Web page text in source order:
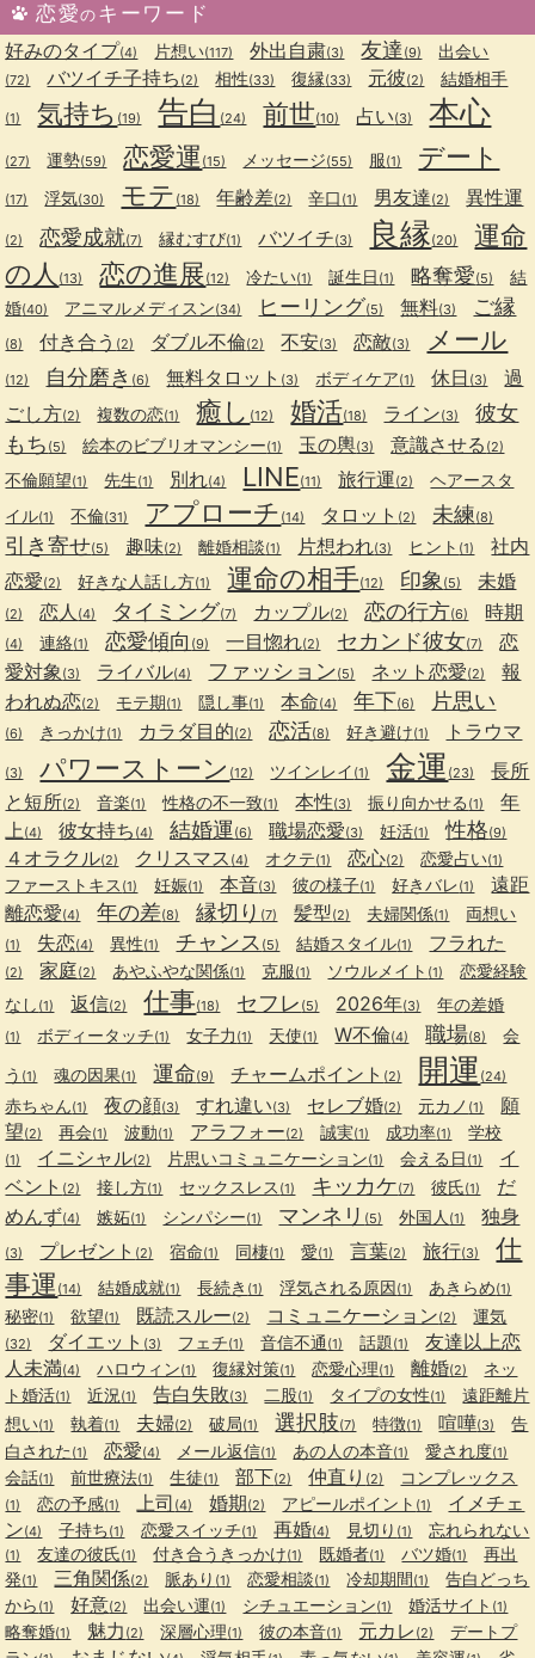
恋愛のキーワード
好みのタイプ(4) 片想い(117) 外出自粛(3) 友達 (9) 出会い
(72) バツイチ子持ち (2) 相性(33) 復縁(33) 元彼(2) 結婚相手
(1) 気持ち (19) 告白 (24) 前世(10) 占い(3) 本心
(27) 運勢(59) 恋愛運 (15) メッセージ(55) 服(1) デート
(17) 浮気(30) モテ (18) 年齢差(2) 辛口 (1) 男友達(2) 異性運
(2) 恋愛成就(7) 縁むすび(1) バツイチ(3) 良縁(20)
運命
の人 (13) 恋の進展(12) 冷たい(1) 誕生日 (1) 略奪愛(5)
結
婚(40) アニマルメディスン(34) ヒーリング(5) 無料(3) ご縁
(8) 付き合う (2) ダブル不倫(2) 不安(3) 恋敵(3) メール
(12) 自分磨き (6) 無料タロット (3) ボディケア(1) 休日 (3)
過
ごし方(2) 複数の恋(1) 癒し (12) 婚活(18) ライン(3)
彼女
もち (5) 絵本のビブリオマンシー(1) 玉の輿(3) 意識させる (2)
不倫願望(1) 先生(1) 別れ(4) LINE(11) 旅行運(2)
ヘアースタ
イル(1) 不倫(31) アプローチ (14) タロット (2) 未練(8)
引き寄せ(5) 趣味(2) 離婚相談(1) 片想われ(3) ヒント (1)
社内
恋愛(2) 好きな人話し方(1) 運命の相手(12) 印象(5) 未婚
(2) 恋人 (4) タイミング(7) カップル(2) 恋の行方(6) 時期
(4) 連絡(1) 恋愛傾向 (9) 一目惚れ(2) セカンド彼女(7)
恋
愛対象(3) ライバル(4) ファッション(5) ネット恋愛(2)
報
われぬ恋(2) モテ期(1) 隠し事(1) 本命(4) 年下(6) 片思い
(6) きっかけ(1) カラダ目的(2) 恋活(8) 好き避け(1) トラウマ
(3) パワーストーン (12) ツインレイ (1) 金運 (23)
長所
と短所(2) 音楽(1) 性格の不一致(1) 本性(3) 振り向かせる (1)
年
上(4) 彼女持ち (4) 結婚運(6) 職場恋愛(3) 妊活(1) 性格(9)
４オラクル(2) クリスマス (4) オクテ(1) 恋心(2) 恋愛占い(1)
ファーストキス (1) 妊娠(1) 本音(3) 彼の様子(1) 好きバレ(1)
遠距
離恋愛(4) 年の差(8) 縁切り (7) 髪型(2) 夫婦関係(1) 両想い
(1) 失恋(4) 異性(1) チャンス (5) 結婚スタイル(1) フラれた
(2) 家庭(2) あやふやな関係(1) 克服(1) ソウルメイト (1)
恋愛経験
なし (1) 返信(2) 仕事(18) セフレ (5) 2026年(3) 年の差婚
(1) ボディータッチ(1) 女子力 (1) 天使(1) W不倫(4) 職場(8)
会
う (1) 魂の因果(1) 運命(9) チャームポイント (2) 開運 (24)
赤ちゃん(1) 夜の顔(3) すれ違い(3) セレブ婚(2) 元カノ (1)
願
望(2) 再会(1) 波動(1) アラフォー(2) 誠実(1) 成功率(1) 学校
(1) イニシャル(2) 片思いコミュニケーション(1) 会える日 (1)
イ
ベント (2) 接し方(1) セックスレス (1) キッカケ(7) 彼氏(1)
だ
めんず(4) 嫉妬(1) シンパシー(1) マンネリ (5) 外国人 (1) 独身
(3) プレゼント (2) 宿命(1) 同棲(1) 愛(1) 言葉(2) 旅行(3)
仕
事運 (14) 結婚成就(1) 長続き (1) 浮気される原因 (1) あきらめ(1)
秘密(1) 欲望(1) 既読スルー(2) コミュニケーション(2) 運気
(32) ダイエット (3) フェチ(1) 音信不通 (1) 話題(1)
友達以上恋
人未満(4) ハロウィン(1) 復縁対策(1) 恋愛心理(1) 離婚(2)
ネッ
ト婚活(1) 近況(1) 告白失敗(3) 二股(1) タイプの女性(1)
遠距離片
想い(1) 執着(1) 夫婦(2) 破局(1) 選択肢(7) 特徴(1) 喧嘩(3)
告
白された (1) 恋愛(4) メール返信(1) あの人の本音(1) 愛され度(1)
会話(1) 前世療法(1) 生徒(1) 部下(2) 仲直り (2) コンプレックス
(1) 恋の予感(1) 上司 (4) 婚期(2) アピールポイント (1)
イメチェ
ン(4) 子持ち(1) 恋愛スイッチ(1) 再婚(4) 見切り (1) 忘れられない
(1) 友達の彼氏(1) 付き合うきっかけ(1) 既婚者(1) バツ婚(1)
再出
発(1) 三角関係(2) 脈あり (1) 恋愛相談(1) 冷却期間 (1)
告白どっち
から (1) 好意(2) 出会い運(1) シチュエーション(1) 婚活サイト (1)
略奪婚(1) 魅力 (2) 深層心理(1) 彼の本音(1) 元カレ (2)
デートプ